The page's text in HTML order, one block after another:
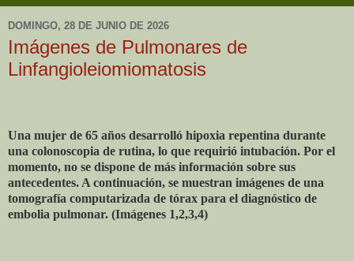
DOMINGO, 28 DE JUNIO DE 2026
Imágenes de Pulmonares de
Linfangioleiomiomatosis
Una mujer de 65 años desarrolló hipoxia repentina durante
una colonoscopia de rutina, lo que requirió intubación. Por el
momento, no se dispone de más información sobre sus
antecedentes. A continuación, se muestran imágenes de una
tomografía computarizada de tórax para el diagnóstico de
embolia pulmonar. (Imágenes 1,2,3,4)